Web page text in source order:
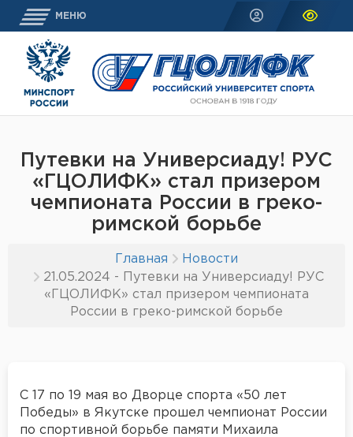
МЕНЮ
Путевки на Универсиаду! РУС
«ГЦОЛИФК» стал призером
чемпионата России в греко-
римской борьбе
Главная
Новости
21.05.2024 - Путевки на Универсиаду! РУС
«ГЦОЛИФК» стал призером чемпионата
России в греко-римской борьбе
С 17 по 19 мая во Дворце спорта «50 лет
Победы» в Якутске прошел чемпионат России
по спортивной борьбе памяти Михаила